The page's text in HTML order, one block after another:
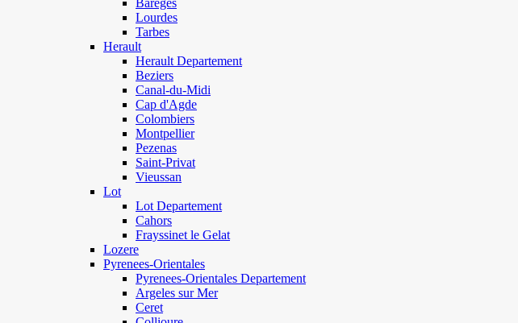
Bareges
Lourdes
Tarbes
Herault
Herault Departement
Beziers
Canal-du-Midi
Cap d'Agde
Colombiers
Montpellier
Pezenas
Saint-Privat
Vieussan
Lot
Lot Departement
Cahors
Frayssinet le Gelat
Lozere
Pyrenees-Orientales
Pyrenees-Orientales Departement
Argeles sur Mer
Ceret